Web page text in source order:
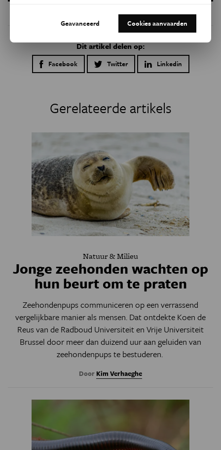
Dit artikel delen op:
Facebook Twitter Linkedin
Gerelateerde artikels
Natuur & Milieu
Jonge zeehonden wachten op
hun beurt om te praten
Zeehondenpups communiceren op een verrassend
vergelijkbare manier als mensen. Dat ontdekte Koen de
Reus van de Radboud Universiteit en Vrije Universiteit
Brussel door meer dan duizend uur aan geluiden van
zeehondenpups te bestuderen.
Door Kim Verhaeghe
Geavanceerd Cookies aanvaarden